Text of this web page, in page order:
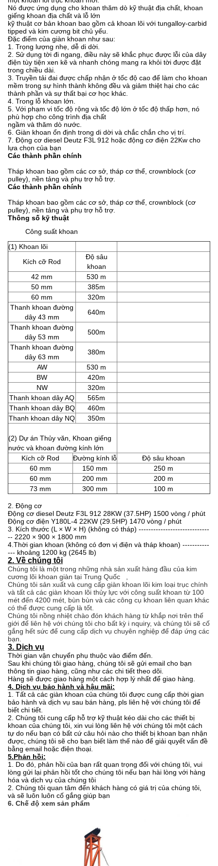
Nó được ứng dụng cho khoan thăm dò kỹ thuật địa chất, khoan
giếng khoan địa chất và lỗ lớn
kỹ thuật cơ bản khoan bao gồm cả khoan lõi với tungalloy-carbid
tipped và kim cương bit chủ yếu.
Đặc điểm của giàn khoan như sau:
1. Trọng lượng nhẹ, dễ di dời.
2. Sử dụng tời đi ngang, điều này sẽ khắc phục được lỗi của dây
điện tùy tiện xen kẽ và nhanh chóng mang ra khỏi tời được đặt
trong chiều dài.
3. Truyền tải đai được chấp nhận ở tốc độ cao để làm cho khoan
mềm trong sự hình thành không đều và giảm thiệt hại cho các
thành phần và sự thất bại cơ học khác.
4. Trong lỗ khoan lớn.
5. Với phạm vi tốc độ rộng và tốc độ lớn ở tốc độ thấp hơn, nó
phù hợp cho công trình địa chất
ngầm và thăm dò nước.
6. Giàn khoan ổn định trong di dời và chắc chắn cho vị trí.
7. Động cơ diesel Deutz F3L 912 hoặc động cơ điện 22Kw cho
lựa chọn của bạn
Các thành phần chính
Tháp khoan bao gồm các cơ sở, tháp cơ thể, crownblock (cơ
pulley), nền tảng và phụ trợ hỗ trợ.
Các thành phần chính
Tháp khoan bao gồm các cơ sở, tháp cơ thể, crownblock (cơ
pulley), nền tảng và phụ trợ hỗ trợ.
Thông số kỹ thuật
Công suất khoan
(1) Khoan lõi
Kích cỡ Rod
Độ sâu
khoan
42 mm
530 m
50 mm
385m
60 mm
320m
Thanh khoan đường
dây 43 mm
640m
Thanh khoan đường
dây 53 mm
500m
Thanh khoan đường
dây 63 mm
380m
AW
530 m
BW
420m
NW
320m
Thanh khoan dây AQ
565m
Thanh khoan dây BQ
460m
Thanh khoan dây NQ
350m
(2) Dự án Thủy văn, Khoan giếng
nước và khoan đường kính lớn
Kích cỡ Rod
Đường kính lỗ
Độ sâu khoan
60 mm
150 mm
250 m
60 mm
200 mm
200 m
73 mm
300 mm 100 m
2. Động cơ
Động cơ diesel Deutz F3L 912 28KW (37.5HP) 1500 vòng / phút
Động cơ điện Y180L-4 22KW (29.5HP) 1470 vòng / phút
3. Kích thước (L × W × H) (không có tháp) -----------------------------
-- 2220 × 900 × 1800 mm
4.Thời gian khoan (không có đơn vị điện và tháp khoan) -----------
--- khoảng 1200 kg (2645 lb)
2. Về chúng tôi
Chúng tôi là một trong những nhà sản xuất hàng đầu của kim
cương lõi khoan giàn tại Trung Quốc
Chúng tôi sản xuất và cung cấp giàn khoan lõi kim loại trục chính
và tất cả các giàn khoan lõi thủy lực với công suất khoan từ 100
mét đến 4200 mét, bùn bùn và các công cụ khoan liên quan khác
có thể được cung cấp là tốt.
Chúng tôi nồng nhiệt chào đón khách hàng từ khắp nơi trên thế
giới để liên hệ với chúng tôi cho bất kỳ i nquiry, và chúng tôi sẽ cố
gắng hết sức để cung cấp dịch vụ chuyên nghiệp để đáp ứng các
bạn.
3. Dịch vụ
Thời gian vận chuyển phụ thuộc vào điểm đến.
Sau khi chúng tôi giao hàng, chúng tôi sẽ gửi email cho bạn
thông tin giao hàng, cũng như các chi tiết theo dõi.
Hàng sẽ được giao hàng một cách hợp lý nhất để giao hàng.
4. Dịch vụ bảo hành và hậu mãi:
1. Tất cả các giàn khoan của chúng tôi được cung cấp thời gian
bảo hành và dịch vụ sau bán hàng, pls liên hệ với chúng tôi để
biết chi tiết.
2. Chúng tôi cung cấp hỗ trợ kỹ thuật kéo dài cho các thiết bị
khoan của chúng tôi, xin vui lòng liên hệ với chúng tôi một cách
tự do nếu bạn có bất cứ câu hỏi nào cho thiết bị khoan bạn nhận
được, chúng tôi sẽ cho bạn biết làm thế nào để giải quyết vấn đề
bằng email hoặc điện thoại.
5.Phản hồi:
1.
Do đó, phản hồi của bạn rất quan trọng đối với chúng tôi, vui
lòng gửi lại phản hồi tốt cho chúng tôi nếu bạn hài lòng với hàng
hóa và dịch vụ của chúng tôi
2. Chúng tôi quan tâm đến khách hàng có giá trị của chúng tôi,
và sẽ luôn luôn cố gắng giúp bạn
6. Chế độ xem sản phẩm